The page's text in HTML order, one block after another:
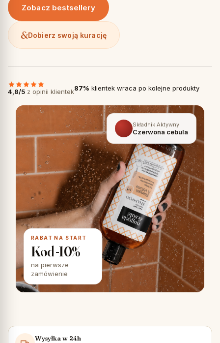
Zobacz bestsellery
Dobierz swoją kurację
4,8/5 z opinii klientek87% klientek wraca po kolejne produkty
RABAT NA START
Kod -10%
na pierwsze
zamówienie
Składnik Aktywny
Czerwona cebula
Wysyłka w 24h